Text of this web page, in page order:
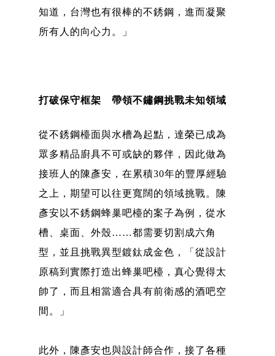
知道，台灣也有很棒的不銹鋼，進而凝聚
所有人的向心力。」
打破保守框架 帶領不鏽鋼挑戰未知領域
從不銹鋼檯面與水槽為起點，達榮已成為
眾多精品廚具不可或缺的夥伴，因此做為
接班人的陳彥安，在累積30年的豐厚經驗
之上，期望可以往更寬闊的領域挑戰。陳
彥安以不銹鋼蜂巢吧檯的案子為例，從水
槽、桌面、外殼……都需要切割成六角
型，並且挑戰異型鍍鈦成金色，「從設計
原稿到實際打造出蜂巢吧檯，真心覺得太
帥了，而且相當適合具有前衛感的酒吧空
間。」
此外，陳彥安也與設計師合作，接了各種